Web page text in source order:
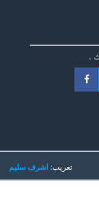
.
تعريب:اشرف سليم